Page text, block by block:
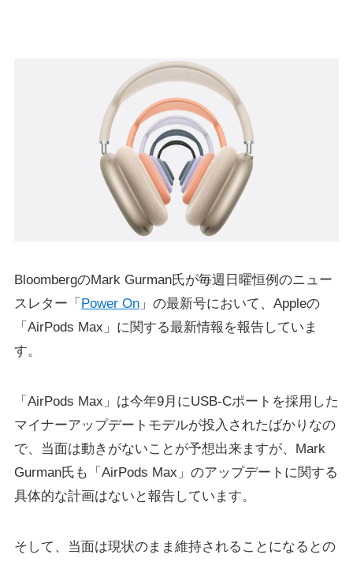
BloombergのMark Gurman氏が毎週日曜恒例のニュー
スレター「 Power On」の最新号において、Appleの
「AirPods Max」に関する最新情報を報告していま
す。
「AirPods Max」は今年9月にUSB-Cポートを採用した
マイナーアップデートモデルが投入されたばかりなの
で、当面は動きがないことが予想出来ますが、Mark
Gurman氏も「AirPods Max」のアップデートに関する
具体的な計画はないと報告しています。
そして、当面は現状のまま維持されることになるとの